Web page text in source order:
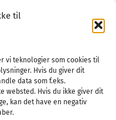
til
vi teknologier som cookies til
Hvis du giver dit
data som f.eks.
websted. Hvis du ikke giver dit
kan det have en negativ
90